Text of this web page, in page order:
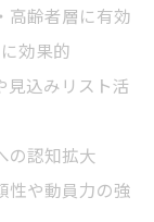
高齢者層に有効
効果的
見込みリスト活
の認知拡大
性や動員力の強